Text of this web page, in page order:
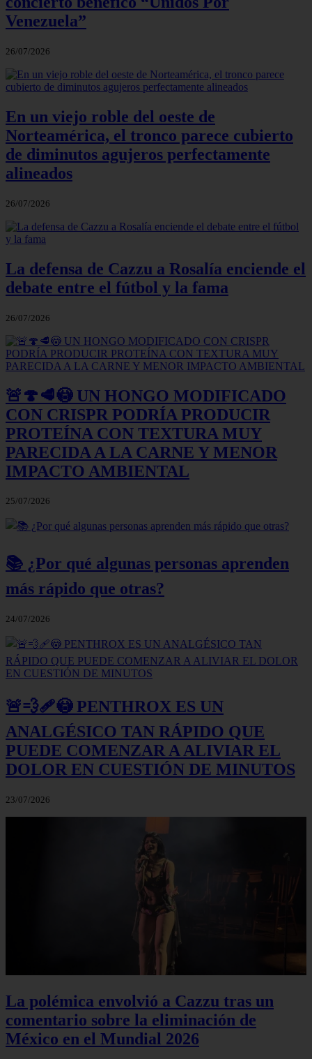
Venezuela”
26/07/2026
En un viejo roble del oeste de
Norteamérica, el tronco parece cubierto
de diminutos agujeros perfectamente
alineados
26/07/2026
La defensa de Cazzu a Rosalía enciende el
debate entre el fútbol y la fama
26/07/2026
🚨🍄🥩😳 UN HONGO MODIFICADO
CON CRISPR PODRÍA PRODUCIR
PROTEÍNA CON TEXTURA MUY
PARECIDA A LA CARNE Y MENOR
IMPACTO AMBIENTAL
25/07/2026
📚 ¿Por qué algunas personas aprenden
más rápido que otras?
24/07/2026
🚨💨🩹😳 PENTHROX ES UN
ANALGÉSICO TAN RÁPIDO QUE
PUEDE COMENZAR A ALIVIAR EL
DOLOR EN CUESTIÓN DE MINUTOS
23/07/2026
La polémica envolvió a Cazzu tras un
comentario sobre la eliminación de
México en el Mundial 2026